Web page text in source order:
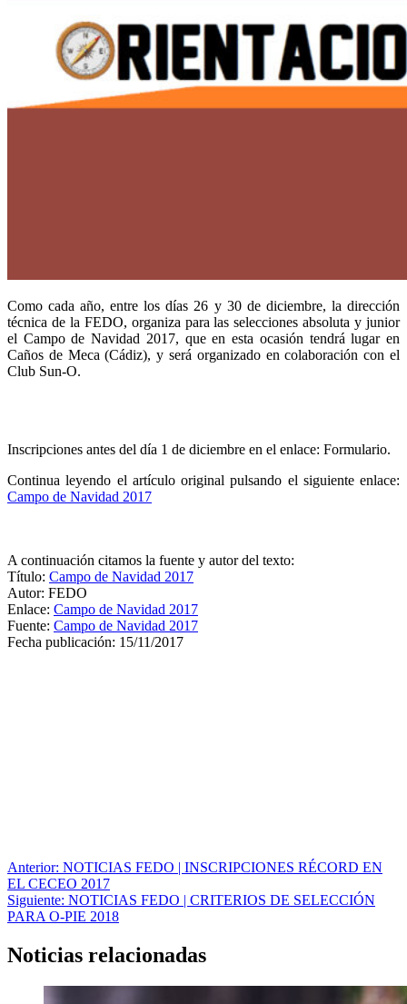
Como cada año, entre los días 26 y 30 de diciembre, la dirección
técnica de la FEDO, organiza para las selecciones absoluta y junior
el Campo de Navidad 2017, que en esta ocasión tendrá lugar en
Caños de Meca (Cádiz), y será organizado en colaboración con el
Club Sun-O.
Inscripciones antes del día 1 de diciembre en el enlace: Formulario.
Continua leyendo el artículo original pulsando el siguiente enlace:
Campo de Navidad 2017
A continuación citamos la fuente y autor del texto:
Título: Campo de Navidad 2017
Autor: FEDO
Enlace: Campo de Navidad 2017
Fuente: Campo de Navidad 2017
Fecha publicación: 15/11/2017
Navegación
de
entradas
Anterior: NOTICIAS FEDO | INSCRIPCIONES RÉCORD EN
EL CECEO 2017
Siguiente: NOTICIAS FEDO | CRITERIOS DE SELECCIÓN
PARA O-PIE 2018
Noticias relacionadas